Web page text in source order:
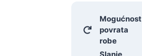
Mogućnost
povrata
robe